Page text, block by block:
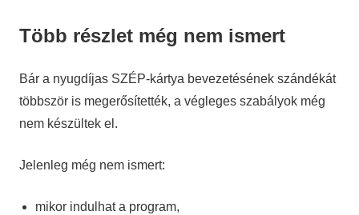
Több részlet még nem ismert
Bár a nyugdíjas SZÉP-kártya bevezetésének szándékát
többször is megerősítették, a végleges szabályok még
nem készültek el.
Jelenleg még nem ismert:
mikor indulhat a program,